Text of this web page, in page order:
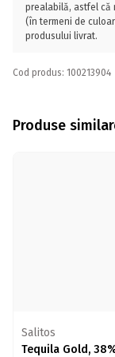
prealabilă, astfel că
(în termeni de
produsului livrat.
Cod produs: 100213904
Produse
Salitos
Tequila Gold,